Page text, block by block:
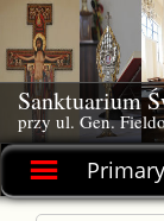
Skip
content
Sanktuarium
przy ul. Gen.